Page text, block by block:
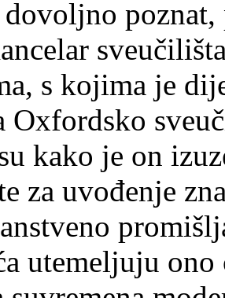
poznat,
s kojima je
Oxfordsko
kako je on
za uvođenje
utemeljuju